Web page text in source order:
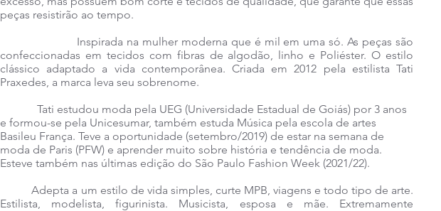
peças resistirão ao tempo.
Inspirada na mulher moderna que é mil em uma só. As peças são
confeccionadas em tecidos com fibras de algodão, linho e Poliéster. O estilo
clássico adaptado a vida contemporânea. Criada em 2012 pela estilista Tati
Praxedes, a marca leva seu sobrenome.
Tati estudou moda pela UEG (Universidade Estadual de Goiás) por 3 anos
e formou-se pela Unicesumar, também estuda Música pela escola de artes
Basileu França. Teve a oportunidade (setembro/2019) de estar na semana de
moda de Paris (PFW) e aprender muito sobre história e tendência de moda.
Esteve também nas últimas edição do São Paulo Fashion Week (2021/22).
Adepta a um estilo de vida simples, curte MPB, viagens e todo tipo de arte.
Estilista, modelista, figurinista. Musicista, esposa e mãe. Extremamente